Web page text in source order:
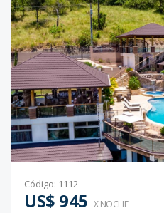
Código: 1112
US$ 945 X NOCHE